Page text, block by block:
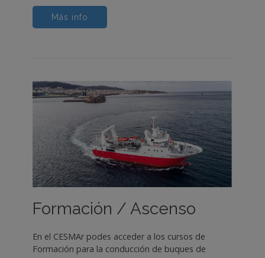
Más info
Formación / Ascenso
En el CESMAr podes acceder a los cursos de
Formación para la conducción de buques de